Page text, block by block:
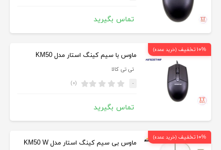
تماس بگیرید
۱۰% تخفیف (خرید عمده)
ماوس با سیم کینگ استار مدل KM50
تی تی کالا
- (۰)
تماس بگیرید
۱۰% تخفیف (خرید عمده)
ماوس بی سیم کینگ استار مدل KM50 W